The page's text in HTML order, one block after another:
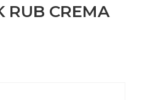
RUB CREMA